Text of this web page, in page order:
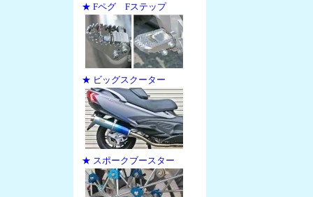
★ Fペグ Fステップ
★ ビッグスクーター
★ スポークブースター